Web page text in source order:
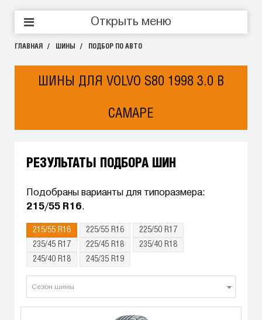
Открыть меню
ГЛАВНАЯ ШИНЫ ПОДБОР ПО АВТО
ШИНЫ ДЛЯ VOLVO S80 1998 3.0 В
САМАРЕ
РЕЗУЛЬТАТЫ ПОДБОРА ШИН
Подобраны варианты для типоразмера:
215/55 R16.
215/55 R16 225/55 R16
225/50 R17
235/45 R17
225/45 R18
235/40 R18
245/40 R18
245/35 R19
Сезон шины